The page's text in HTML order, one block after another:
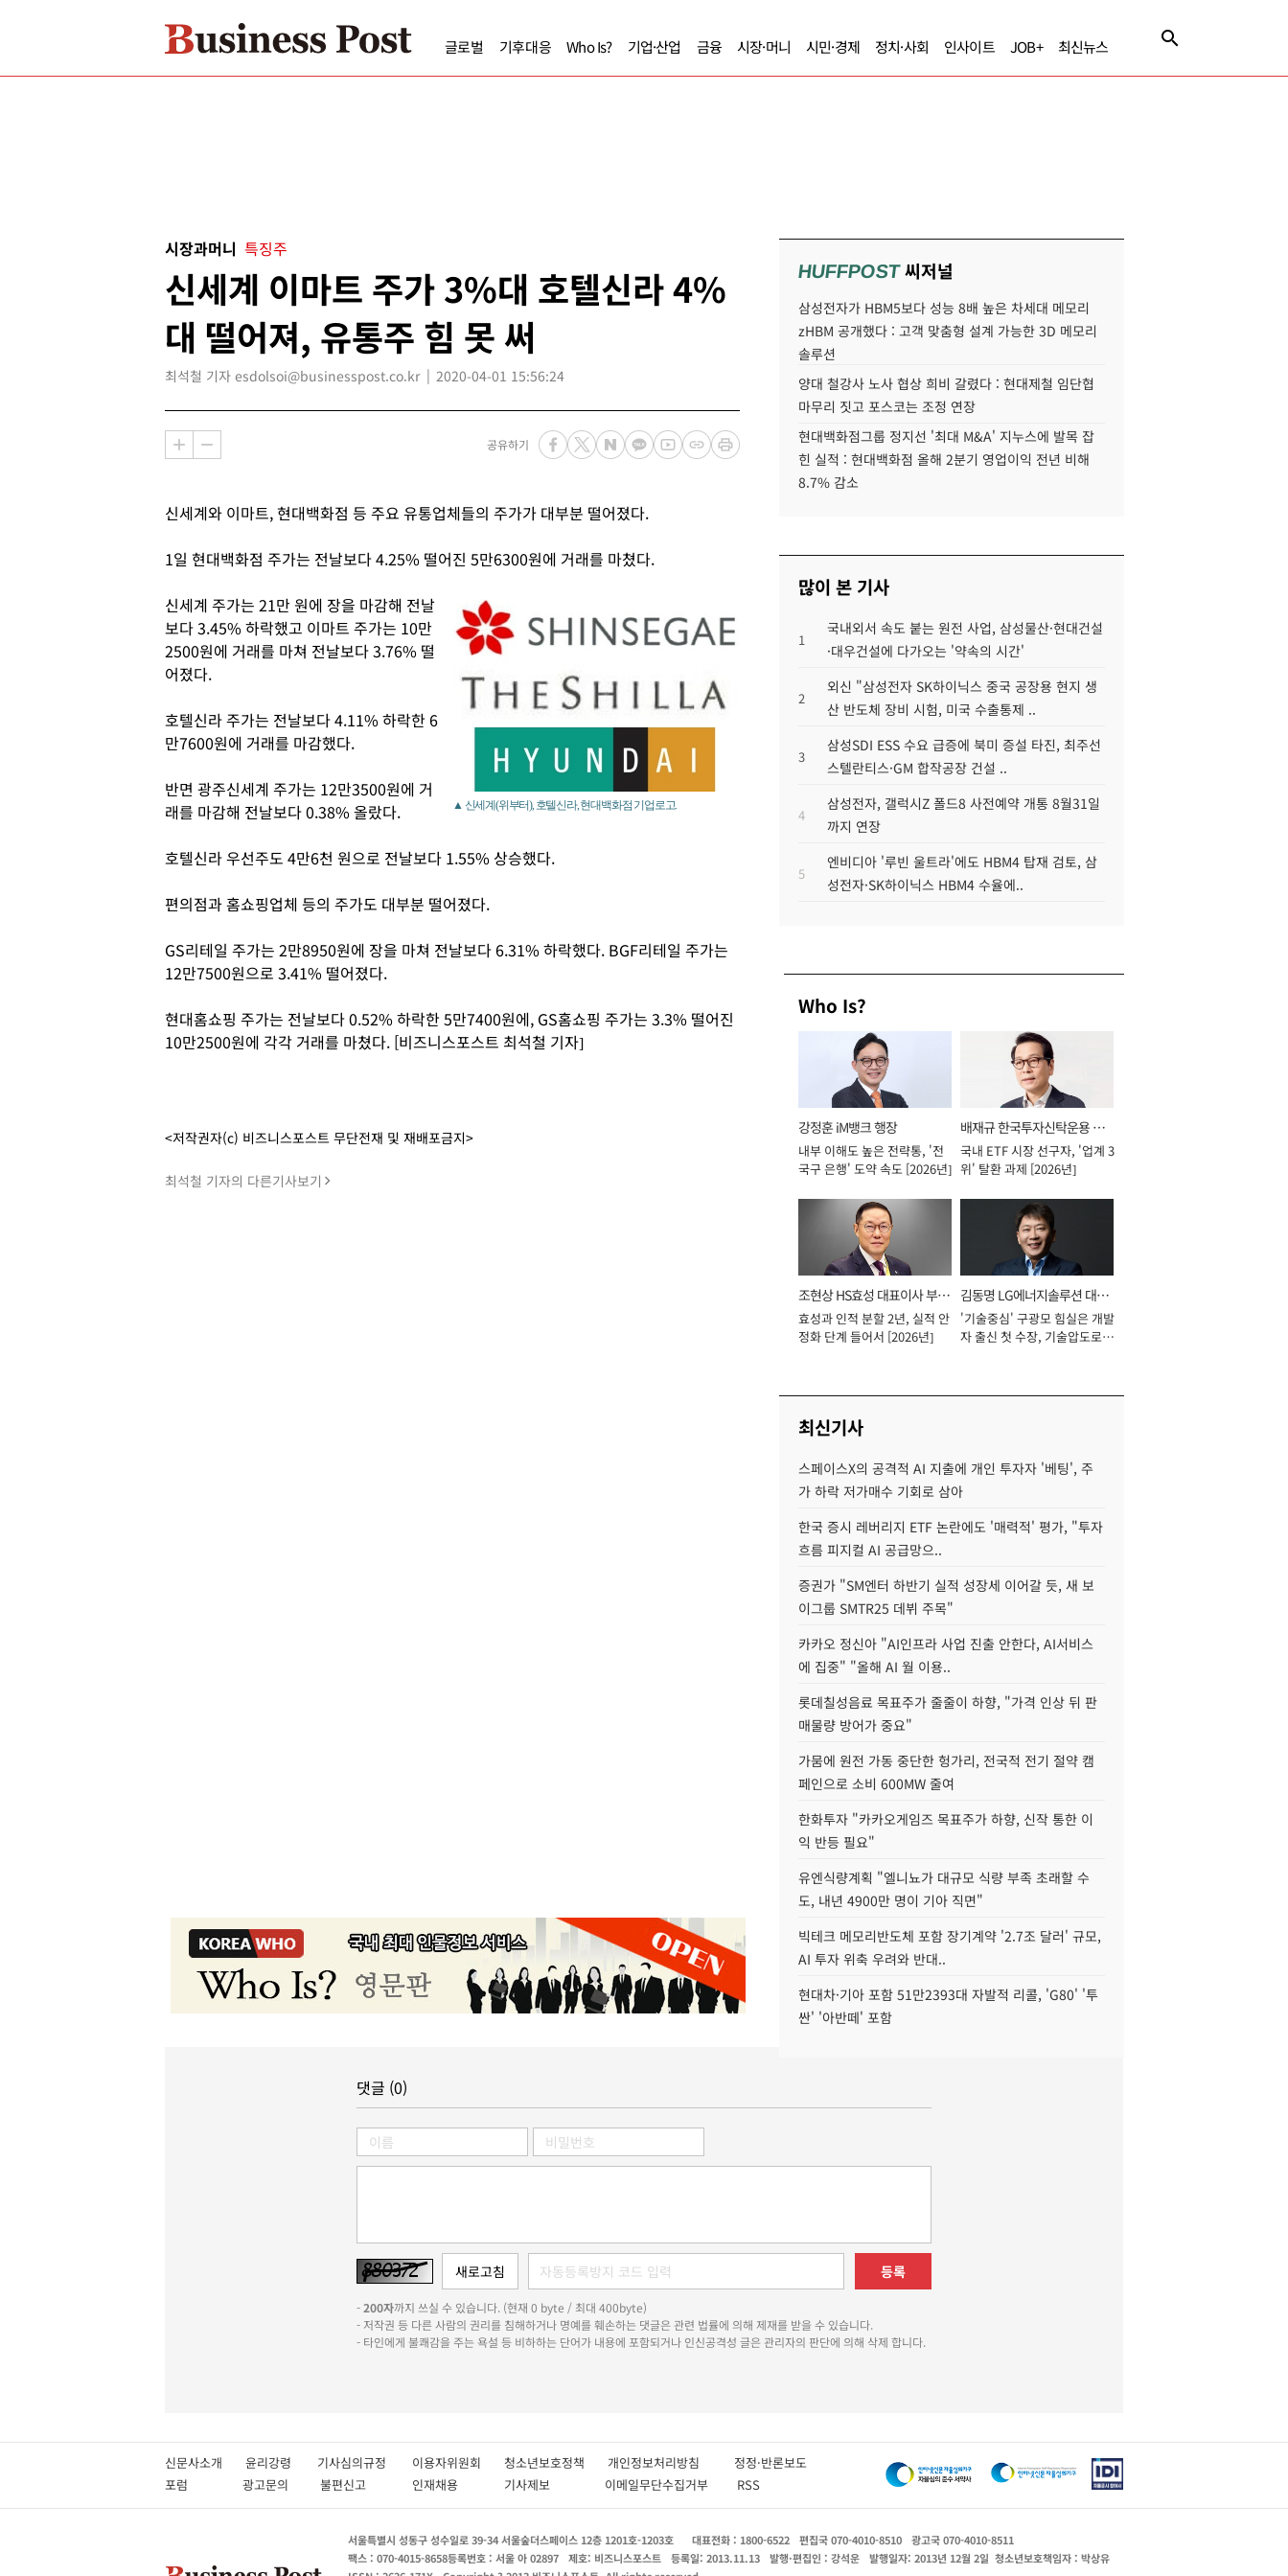
글로벌 기후대응 Who Is? 기업·산업 금융 시장·머니 시민·경제 정치·사회 인사이트 JOB+ 최신뉴스
시장과머니 특징주
신세계 이마트 주가 3%대 호텔신라 4%
대 떨어져, 유통주 힘 못 써
최석철 기자 esdolsoi@businesspost.co.kr 2020-04-01 15:56:24
공유하기
신세계와 이마트, 현대백화점 등 주요 유통업체들의 주가가 대부분 떨어졌다.
1일 현대백화점 주가는 전날보다 4.25% 떨어진 5만6300원에 거래를 마쳤다.
▲ 신세계(위부터), 호텔신라, 현대백화점 기업로고.
신세계 주가는 21만 원에 장을 마감해 전날
보다 3.45% 하락했고 이마트 주가는 10만
2500원에 거래를 마쳐 전날보다 3.76% 떨
어졌다.
호텔신라 주가는 전날보다 4.11% 하락한 6
만7600원에 거래를 마감했다.
반면 광주신세계 주가는 12만3500원에 거
래를 마감해 전날보다 0.38% 올랐다.
호텔신라 우선주도 4만6천 원으로 전날보다 1.55% 상승했다.
편의점과 홈쇼핑업체 등의 주가도 대부분 떨어졌다.
GS리테일 주가는 2만8950원에 장을 마쳐 전날보다 6.31% 하락했다. BGF리테일 주가는
12만7500원으로 3.41% 떨어졌다.
현대홈쇼핑 주가는 전날보다 0.52% 하락한 5만7400원에, GS홈쇼핑 주가는 3.3% 떨어진
10만2500원에 각각 거래를 마쳤다. [비즈니스포스트 최석철 기자]
<저작권자(c) 비즈니스포스트 무단전재 및 재배포금지>
최석철 기자의 다른기사보기
HUFFPOST씨저널
삼성전자가 HBM5보다 성능 8배 높은 차세대 메모리
zHBM 공개했다 : 고객 맞춤형 설계 가능한 3D 메모리
솔루션
양대 철강사 노사 협상 희비 갈렸다 : 현대제철 임단협
마무리 짓고 포스코는 조정 연장
현대백화점그룹 정지선 '최대 M&A' 지누스에 발목 잡
힌 실적 : 현대백화점 올해 2분기 영업이익 전년 비해
8.7% 감소
많이 본 기사
1
국내외서 속도 붙는 원전 사업, 삼성물산·현대건설
·대우건설에 다가오는 '약속의 시간'
2
외신 "삼성전자 SK하이닉스 중국 공장용 현지 생
산 반도체 장비 시험, 미국 수출통제 ..
3
삼성SDI ESS 수요 급증에 북미 증설 타진, 최주선
스텔란티스·GM 합작공장 건설 ..
4
삼성전자, 갤럭시Z 폴드8 사전예약 개통 8월31일
까지 연장
5
엔비디아 '루빈 울트라'에도 HBM4 탑재 검토, 삼
성전자·SK하이닉스 HBM4 수율에..
Who Is?
강정훈 iM뱅크 행장
내부 이해도 높은 전략통, '전
국구 은행' 도약 속도 [2026년]
배재규 한국투자신탁운용 대
표이사 사장
국내 ETF 시장 선구자, '업계 3
위' 탈환 과제 [2026년]
조현상 HS효성 대표이사 부회
장
효성과 인적 분할 2년, 실적 안
정화 단계 들어서 [2026년]
김동명 LG에너지솔루션 대표
이사 사장
'기술중심' 구광모 힘실은 개발
자 출신 첫 수장, 기술압도로
최신기사
스페이스X의 공격적 AI 지출에 개인 투자자 '베팅', 주
가 하락 저가매수 기회로 삼아
한국 증시 레버리지 ETF 논란에도 '매력적' 평가, "투자
흐름 피지컬 AI 공급망으..
증권가 "SM엔터 하반기 실적 성장세 이어갈 듯, 새 보
이그룹 SMTR25 데뷔 주목"
카카오 정신아 "AI인프라 사업 진출 안한다, AI서비스
에 집중" "올해 AI 월 이용..
롯데칠성음료 목표주가 줄줄이 하향, "가격 인상 뒤 판
매물량 방어가 중요"
가뭄에 원전 가동 중단한 헝가리, 전국적 전기 절약 캠
페인으로 소비 600MW 줄여
한화투자 "카카오게임즈 목표주가 하향, 신작 통한 이
익 반등 필요"
유엔식량계획 "엘니뇨가 대규모 식량 부족 초래할 수
도, 내년 4900만 명이 기아 직면"
빅테크 메모리반도체 포함 장기계약 '2.7조 달러' 규모,
AI 투자 위축 우려와 반대..
현대차·기아 포함 51만2393대 자발적 리콜, 'G80' '투
싼' '아반떼' 포함
댓글 (0)
등록
-200자까지 쓰실 수 있습니다. (현재 0 byte / 최대 400byte)
- 저작권 등 다른 사람의 권리를 침해하거나 명예를 훼손하는 댓글은 관련 법률에 의해 제재를 받을 수 있습니다.
- 타인에게 불쾌감을 주는 욕설 등 비하하는 단어가 내용에 포함되거나 인신공격성 글은 관리자의 판단에 의해 삭제 합니다.
신문사소개 윤리강령 기사심의규정 이용자위원회 청소년보호정책 개인정보처리방침 정정·반론보도
포럼
광고문의 불편신고 인재채용 기사제보 이메일무단수집거부 RSS
서울특별시 성동구 성수일로 39-34 서울숲더스페이스 12층 1201호-1203호 대표전화 : 1800-6522 편집국 070-4010-8510
광고국 070-4010-8511
팩스 : 070-4015-8658등록번호 : 서울 아 02897 제호: 비즈니스포스트 등록일: 2013.11.13 발행·편집인 : 강석운 발행일자: 2013년 12월 2일 청소년보호책임자 : 박상유